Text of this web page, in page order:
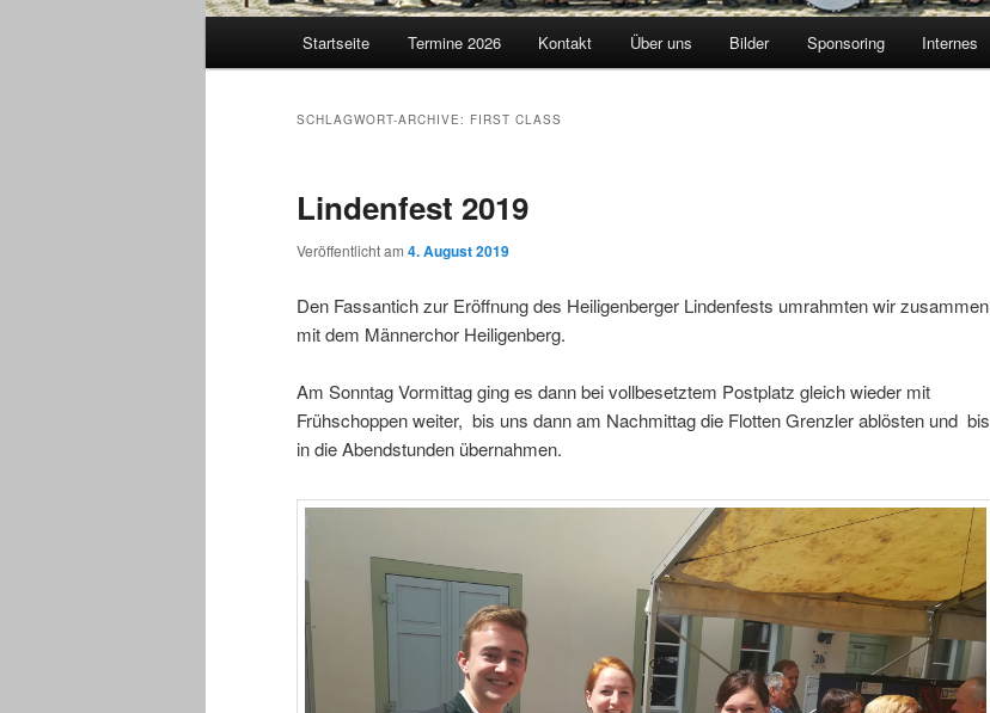
Startseite Termine 2026 Kontakt Über uns Bilder Sponsoring Internes
SCHLAGWORT-ARCHIVE: FIRST CLASS
Lindenfest 2019
Veröffentlicht am 4. August 2019
Den Fassantich zur Eröffnung des Heiligenberger Lindenfests umrahmten wir zusammen
mit dem Männerchor Heiligenberg.
Am Sonntag Vormittag ging es dann bei vollbesetztem Postplatz gleich wieder mit
Frühschoppen weiter, bis uns dann am Nachmittag die Flotten Grenzler ablösten und bis
in die Abendstunden übernahmen.